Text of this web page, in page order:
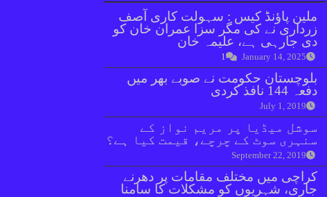
ملین پاؤنڈ کیس : سہولت کاری آصف
زرداری نے کی مگر سزا عمران خان کو
دی جارہی ہے، علیمہ خان
January 14, 2025
1
بلوچستان حکومت نے صوبے بھر میں
دفعہ 144 نافذ کردی
July 1, 2019
سوشل میڈیا پر مریم نواز کے
سنہری سوٹ کے چرچے، قیمت کیا ہے؟
September 22, 2019
کراچی میں مختلف مقامات پر دھرنے
جاری، شہریوں کو مشکلات کا سامنا